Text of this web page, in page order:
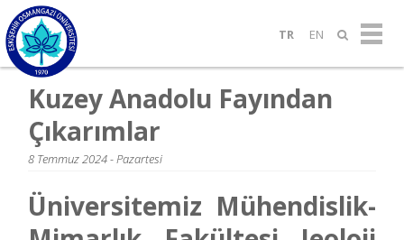
TR EN
Kuzey Anadolu Fayından
Çıkarımlar
8 Temmuz 2024 - Pazartesi
Üniversitemiz Mühendislik-